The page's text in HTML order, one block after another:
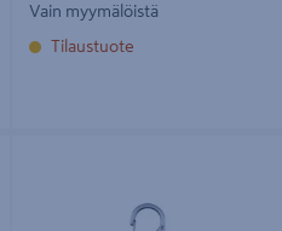
Vain myymälöistä
Tilaustuote